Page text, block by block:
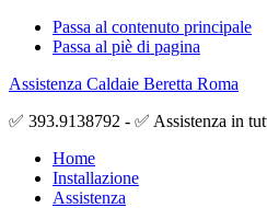
Passa al contenuto principale
Passa al piè di pagina
Assistenza Caldaie Beretta Roma
✅ 393.9138792 - ✅ Assistenza in
Home
Installazione
Assistenza